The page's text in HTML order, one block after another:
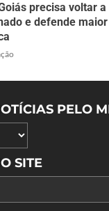
precisa voltar
e defende
PELO
SITE